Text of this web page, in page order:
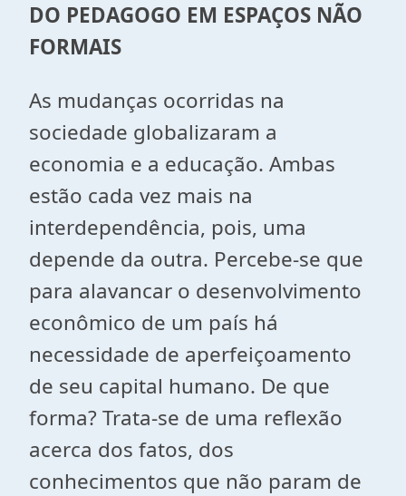
DO PEDAGOGO EM ESPAÇOS NÃO
FORMAIS
As mudanças ocorridas na
sociedade globalizaram a
economia e a educação. Ambas
estão cada vez mais na
interdependência, pois, uma
depende da outra. Percebe-se que
para alavancar o desenvolvimento
econômico de um país há
necessidade de aperfeiçoamento
de seu capital humano. De que
forma? Trata-se de uma reflexão
acerca dos fatos, dos
conhecimentos que não param de